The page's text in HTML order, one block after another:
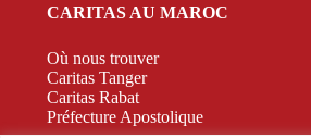
CARITAS AU MAROC
Où nous trouver
Caritas Tanger
Caritas Rabat
Préfecture Apostolique